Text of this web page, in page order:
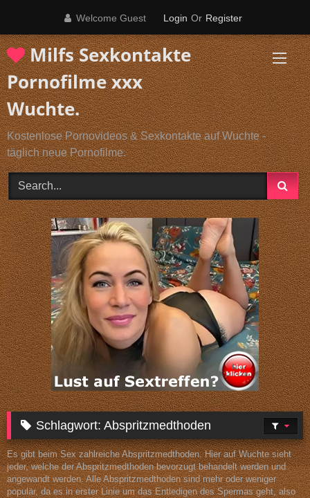
content
Welcome Guest Login Or Register
Milfs Sexkontakte
Pornofilme xxx
Wuchte.
Kostenlose Pornovideos & Sexkontakte auf Wuchte -
täglich neue Pornofilme.
Schlagwort:Abspritzmedthoden
Es gibt beim Sex zahlreiche Abspritzmedthoden. Hier auf Wuchte sieht
jeder, welche der Abspritzmedthoden bevorzugt behandelt werden und
angewandt werden. Alle Abspritzmedthoden sind mehr oder weniger
populär, da es in erster Linie um das Entledigen des Spermas geht, also